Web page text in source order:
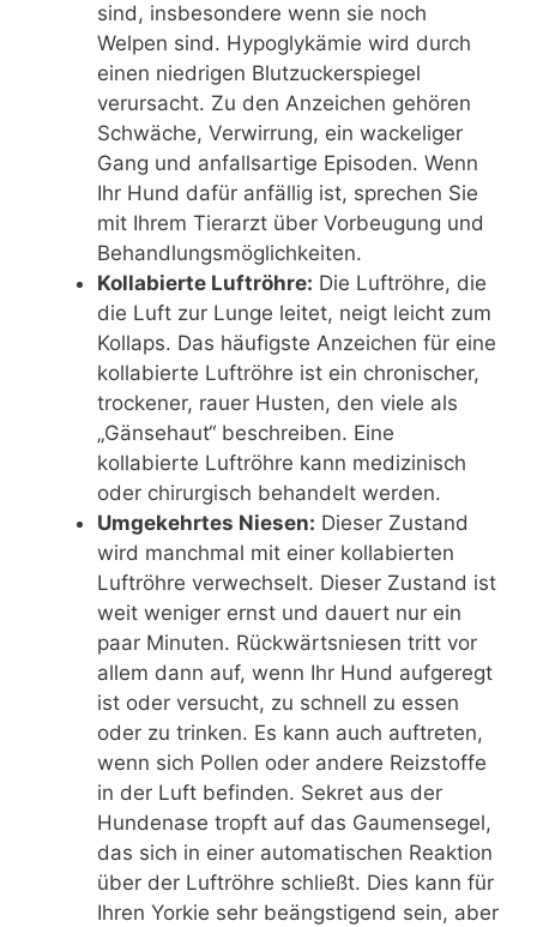
sind, insbesondere wenn sie noch
Welpen sind. Hypoglykämie wird durch
einen niedrigen Blutzuckerspiegel
verursacht. Zu den Anzeichen gehören
Schwäche, Verwirrung, ein wackeliger
Gang und anfallsartige Episoden. Wenn
Ihr Hund dafür anfällig ist, sprechen Sie
mit Ihrem Tierarzt über Vorbeugung und
Behandlungsmöglichkeiten.
Kollabierte Luftröhre: Die Luftröhre, die
die Luft zur Lunge leitet, neigt leicht zum
Kollaps. Das häufigste Anzeichen für eine
kollabierte Luftröhre ist ein chronischer,
trockener, rauer Husten, den viele als
„Gänsehaut“ beschreiben. Eine
kollabierte Luftröhre kann medizinisch
oder chirurgisch behandelt werden.
Umgekehrtes Niesen: Dieser Zustand
wird manchmal mit einer kollabierten
Luftröhre verwechselt. Dieser Zustand ist
weit weniger ernst und dauert nur ein
paar Minuten. Rückwärtsniesen tritt vor
allem dann auf, wenn Ihr Hund aufgeregt
ist oder versucht, zu schnell zu essen
oder zu trinken. Es kann auch auftreten,
wenn sich Pollen oder andere Reizstoffe
in der Luft befinden. Sekret aus der
Hundenase tropft auf das Gaumensegel,
das sich in einer automatischen Reaktion
über der Luftröhre schließt. Dies kann für
Ihren Yorkie sehr beängstigend sein, aber